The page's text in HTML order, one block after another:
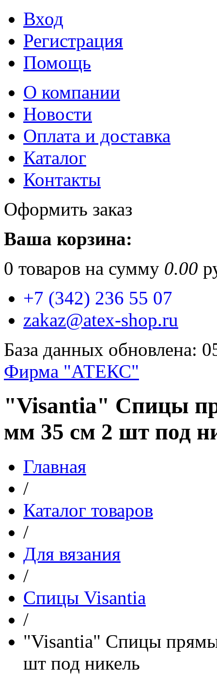
Вход
Регистрация
Помощь
О компании
Новости
Оплата и доставка
Каталог
Контакты
Оформить заказ
Ваша корзина:
0 товаров на сумму 0.00
+7 (342) 236 55 07
zakaz@atex-shop.ru
База данных обновлена:
Фирма "АТЕКС"
"Visantia" Спицы
мм 35 см 2 шт под
Главная
/
Каталог товаров
/
Для вязания
/
Спицы Visantia
/
"Visantia" Спицы
шт под никель